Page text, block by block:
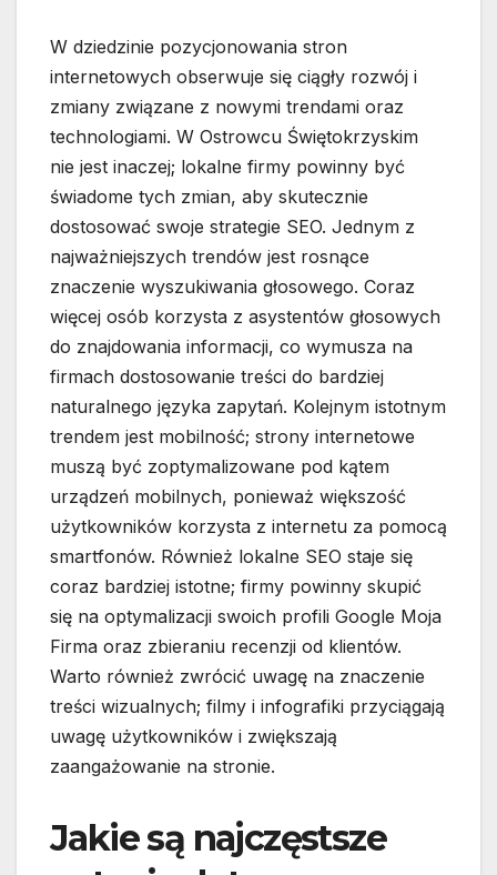
W dziedzinie pozycjonowania stron
internetowych obserwuje się ciągły rozwój i
zmiany związane z nowymi trendami oraz
technologiami. W Ostrowcu Świętokrzyskim
nie jest inaczej; lokalne firmy powinny być
świadome tych zmian, aby skutecznie
dostosować swoje strategie SEO. Jednym z
najważniejszych trendów jest rosnące
znaczenie wyszukiwania głosowego. Coraz
więcej osób korzysta z asystentów głosowych
do znajdowania informacji, co wymusza na
firmach dostosowanie treści do bardziej
naturalnego języka zapytań. Kolejnym istotnym
trendem jest mobilność; strony internetowe
muszą być zoptymalizowane pod kątem
urządzeń mobilnych, ponieważ większość
użytkowników korzysta z internetu za pomocą
smartfonów. Również lokalne SEO staje się
coraz bardziej istotne; firmy powinny skupić
się na optymalizacji swoich profili Google Moja
Firma oraz zbieraniu recenzji od klientów.
Warto również zwrócić uwagę na znaczenie
treści wizualnych; filmy i infografiki przyciągają
uwagę użytkowników i zwiększają
zaangażowanie na stronie.
Jakie są najczęstsze